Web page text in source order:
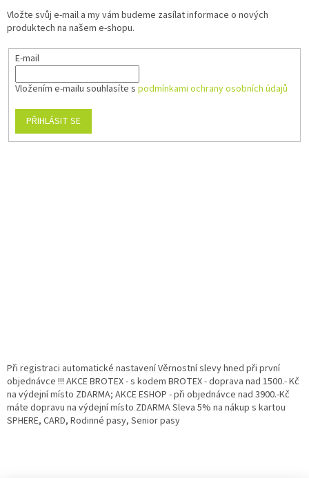
Vložte svůj e-mail a my vám budeme zasílat informace o nových
produktech na našem e-shopu.
E-mail
Vložením e-mailu souhlasíte s podmínkami ochrany osobních údajů
PŘIHLÁSIT SE
Při registraci automatické nastavení Věrnostní slevy hned při první
objednávce !!! AKCE BROTEX - s kodem BROTEX - doprava nad 1500.- Kč
na výdejní místo ZDARMA; AKCE ESHOP - při objednávce nad 3900.-Kč
máte dopravu na výdejní místo ZDARMA Sleva 5% na nákup s kartou
SPHERE, CARD, Rodinné pasy, Senior pasy